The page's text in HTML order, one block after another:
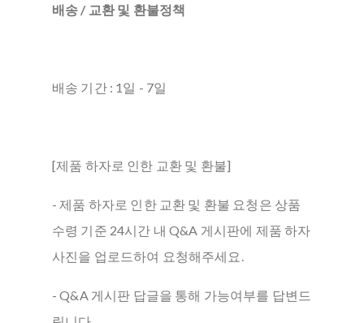
배송 / 교환 및 환불정책
배송 기간 : 1일 - 7일
[제품 하자로 인한 교환 및 환불]
- 제품 하자로 인한 교환 및 환불 요청은 상품
수령 기준 24시간 내 Q&A 게시판에 제품 하자
사진을 업로드하여 요청해주세요.
- Q&A 게시판 답글을 통해 가능여부를 답변드